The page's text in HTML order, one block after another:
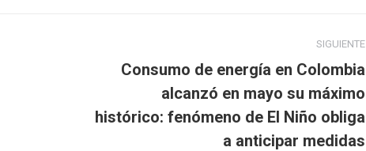
SIGUIENTE
siguiente:
Consumo de energía en Colombia
alcanzó en mayo su máximo
histórico: fenómeno de El Niño obliga
a anticipar medidas